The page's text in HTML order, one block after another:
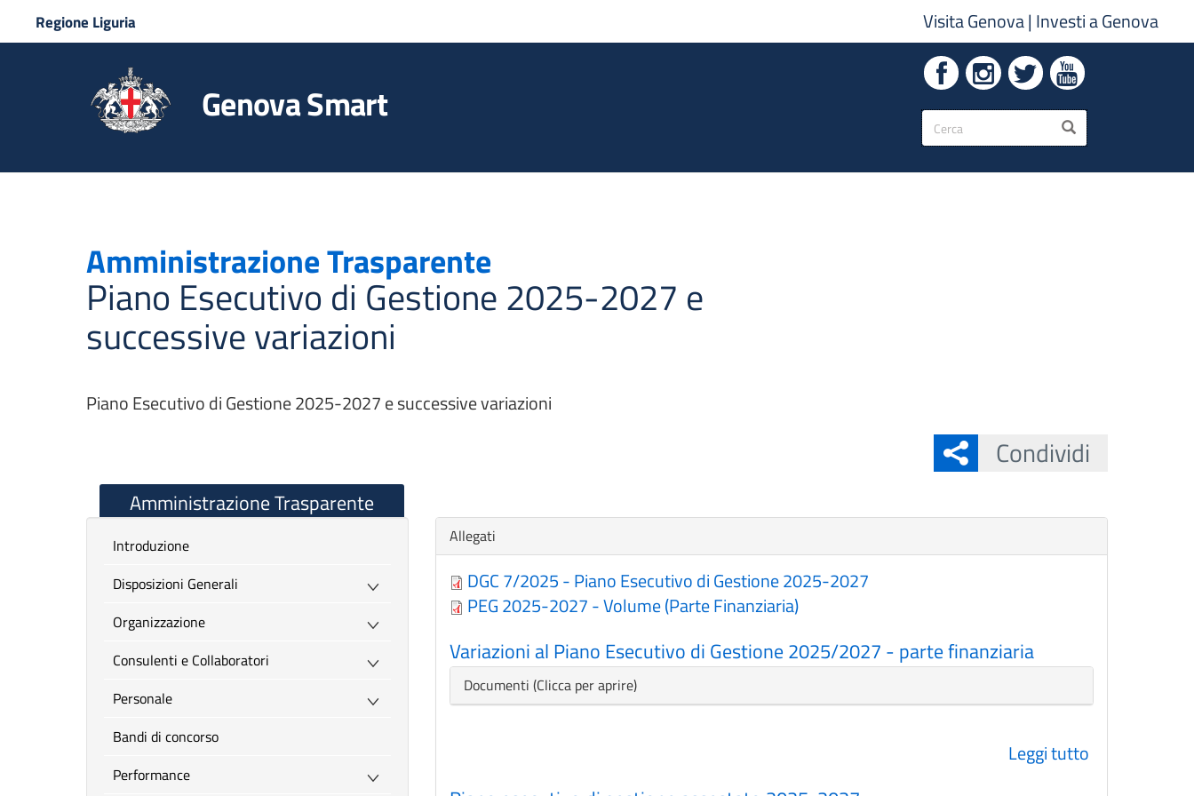
Regione Liguria Visita Genova| Investi a Genova
Genova Smart
Form
di
ricerca
CERCA
Amministrazione Trasparente
Piano Esecutivo di Gestione 2025-2027 e
successive variazioni
Piano Esecutivo di Gestione 2025-2027 e successive variazioni
Condividi
Amministrazione Trasparente
Nascondi
Allegati
DGC 7/2025 - Piano Esecutivo di Gestione 2025-2027
PEG 2025-2027 - Volume (Parte Finanziaria)
Variazioni al Piano Esecutivo di Gestione 2025/2027 - parte finanziaria
Nascondi
Documenti
Leggi tutto
introduzione
Disposizioni Generali
Organizzazione
Consulenti e Collaboratori
Personale
Bandi di concorso
Performance